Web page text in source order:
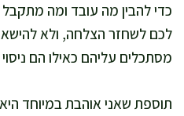
כדי להבין מה עובד ומה
לכם לשחזר הצלחה, ולא
מסתכלים עליהם כאילו הם
תוספת שאני אוהבת במיוחד